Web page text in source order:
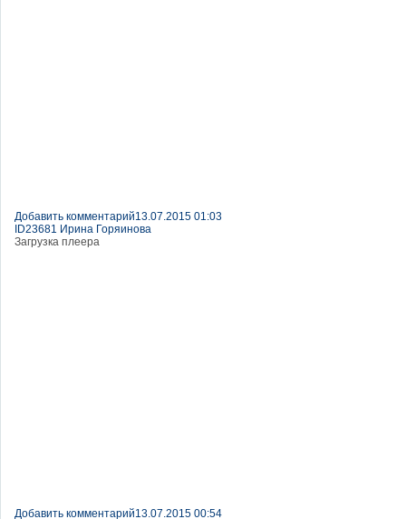
Добавить комментарий13.07.2015 01:03
ID23681 Ирина Горяинова
Загрузка плеера
Добавить комментарий13.07.2015 00:54